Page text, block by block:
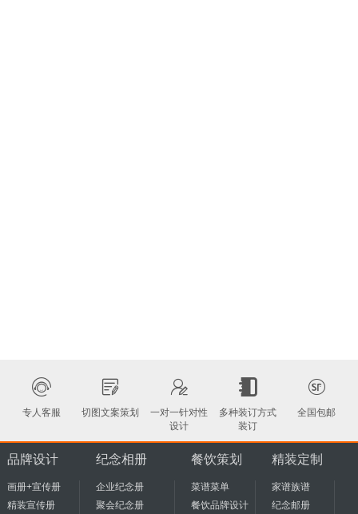
专人客服 切图文案策划
一对一针对性
设计
多种装订方式
装订
全国包邮
品牌设计
画册+宣传册
精装宣传册
纪念相册
企业纪念册
聚会纪念册
餐饮策划
菜谱菜单
餐饮品牌设计
精装定制
家谱族谱
纪念邮册